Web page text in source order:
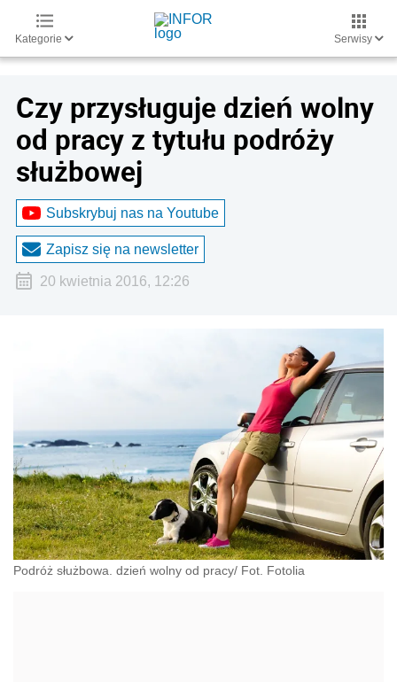
Kategorie Serwisy
Czy przysługuje dzień wolny
od pracy z tytułu podróży
służbowej
Subskrybuj nas na Youtube
Zapisz się na newsletter
20 kwietnia 2016, 12:26
Podróż służbowa. dzień wolny od pracy/ Fot. Fotolia